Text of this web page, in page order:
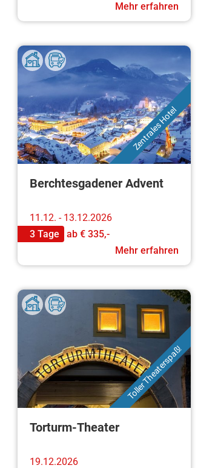
Mehr erfahren
Zentrales Hotel
Berchtesgadener Advent
11.12. - 13.12.2026
3 Tage
ab € 335,-
Mehr erfahren
Toller Theaterspaß!
Torturm-Theater
19.12.2026